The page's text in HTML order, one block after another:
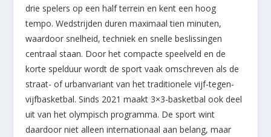
drie spelers op een half terrein en kent een hoog
tempo. Wedstrijden duren maximaal tien minuten,
waardoor snelheid, techniek en snelle beslissingen
centraal staan. Door het compacte speelveld en de
korte spelduur wordt de sport vaak omschreven als de
straat- of urbanvariant van het traditionele vijf-tegen-
vijfbasketbal. Sinds 2021 maakt 3×3-basketbal ook deel
uit van het olympisch programma. De sport wint
daardoor niet alleen internationaal aan belang, maar